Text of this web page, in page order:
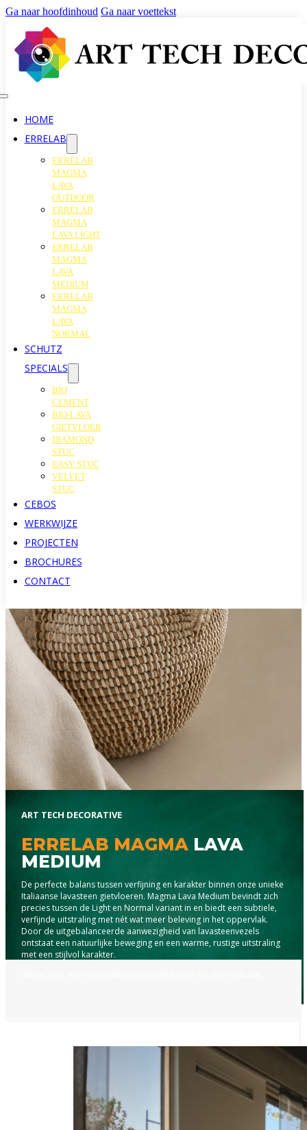
Ga naar hoofdinhoud Ga naar voettekst
HOME
ERRELAB
ERRELAB
MAGMA
LAVA
OUTDOOR
ERRELAB
MAGMA
LAVA LIGHT
ERRELAB
MAGMA
LAVA
MEDIUM
ERRELAB
MAGMA
LAVA
NORMAL
SCHUTZ
SPECIALS
BIO
CEMENT
BIO-LAVA
GIETVLOER
DIAMOND
STUC
EASY STUC
VELVET
STUC
CEBOS
WERKWIJZE
PROJECTEN
BROCHURES
CONTACT
ART TECH DECORATIVE
ERRELAB MAGMA LAVA
MEDIUM
De perfecte balans tussen verfijning en karakter binnen onze unieke
Italiaanse lavasteen gietvloeren. Magma Lava Medium bevindt zich
precies tussen de Light en Normal variant in en biedt een subtiele,
verfijnde uitstraling met nét wat meer beleving in het oppervlak.
Door de uitgebalanceerde aanwezigheid van lavasteenvezels
ontstaat een natuurlijke beweging en een warme, rustige uitstraling
met een stijlvol karakter.